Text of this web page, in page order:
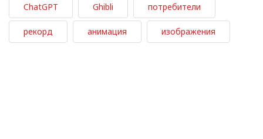
ChatGPT Ghibli потребители
рекорд анимация изображения